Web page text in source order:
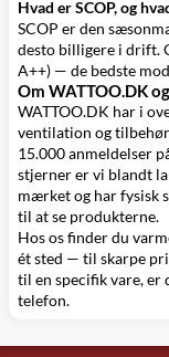
Hvad er SCOP, og
SCOP er den
desto billigere i drift.
A++) — de bedste
Om WATTOO.DK
WATTOO.DK har i
ventilation og
15.000 anmeldelser
stjerner er vi blandt
mærket og har fysisk
til at se produkterne.
Hos os finder du
ét sted — til skarpe
til en specifik vare, er
telefon.